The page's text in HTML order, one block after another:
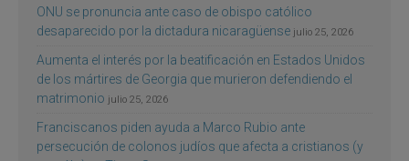
ONU se pronuncia ante caso de obispo católico
desaparecido por la dictadura nicaragüense julio 25, 2026
Aumenta el interés por la beatificación en Estados Unidos
de los mártires de Georgia que murieron defendiendo el
matrimonio julio 25, 2026
Franciscanos piden ayuda a Marco Rubio ante
persecución de colonos judíos que afecta a cristianos (y